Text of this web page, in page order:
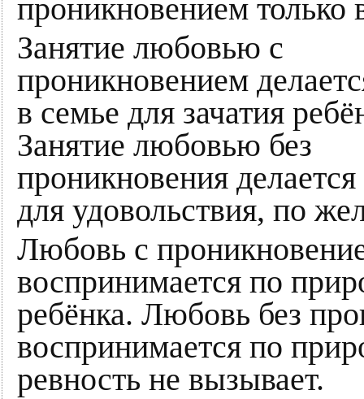
проникновением только
Занятие любовью с
проникновением
в семье для зачатия
Занятие любовью без
проникновения делается
для удовольствия, по
Любовь с
воспринимается по
ребёнка. Любовь без
воспринимается по
ревность не вызывает.